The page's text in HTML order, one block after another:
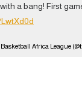
with a bang! First